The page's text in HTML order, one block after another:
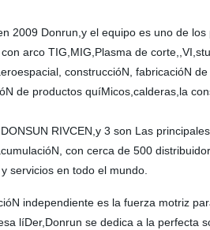
2009 Donrun,y el equipo es uno de
arco TIG,MIG,Plasma de
construccióN, fabricacióN
de productos quíMicos,calderas,la
DONSUN RIVCEN,y 3 son Las
con cerca de 500
servicios en todo el mundo.
independiente es la fuerza motriz
líDer,Donrun se dedica a la perfecta